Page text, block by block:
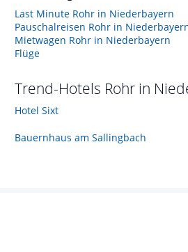
Last Minute Rohr in Niederbayern
Pauschalreisen Rohr in
Mietwagen Rohr in Niederbayern
Flüge
Trend-Hotels Rohr in
Hotel Sixt
Bauernhaus am Sallingbach